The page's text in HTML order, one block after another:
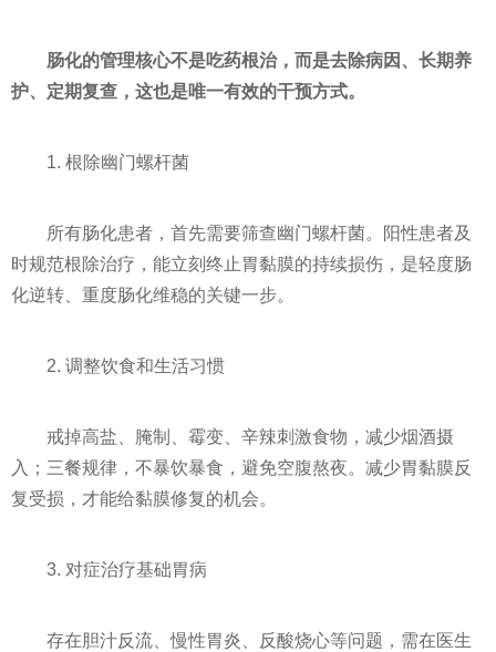
肠化的管理核心不是吃药根治，而是去除病因、长期养
护、定期复查，这也是唯一有效的干预方式。
1. 根除幽门螺杆菌
所有肠化患者，首先需要筛查幽门螺杆菌。阳性患者及
时规范根除治疗，能立刻终止胃黏膜的持续损伤，是轻度肠
化逆转、重度肠化维稳的关键一步。
2. 调整饮食和生活习惯
戒掉高盐、腌制、霉变、辛辣刺激食物，减少烟酒摄
入；三餐规律，不暴饮暴食，避免空腹熬夜。减少胃黏膜反
复受损，才能给黏膜修复的机会。
3. 对症治疗基础胃病
存在胆汁反流、慢性胃炎、反酸烧心等问题，需在医生